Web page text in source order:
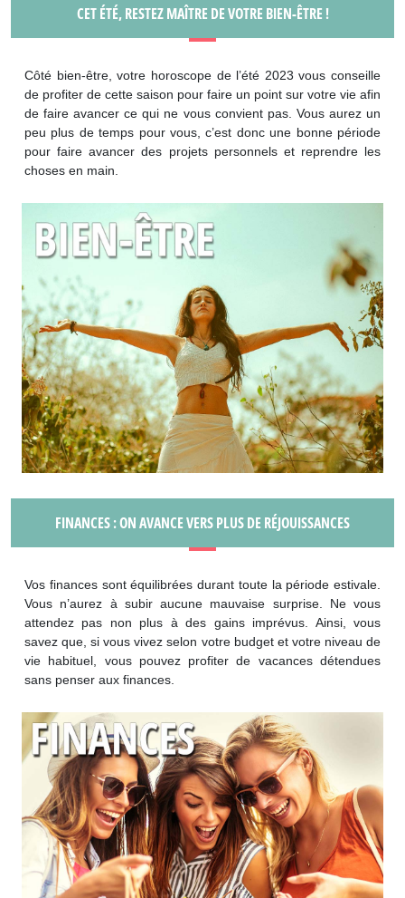
CET ÉTÉ, RESTEZ MAÎTRE DE VOTRE BIEN-ÊTRE !
Côté bien-être, votre horoscope de l’été 2023 vous conseille
de profiter de cette saison pour faire un point sur votre vie afin
de faire avancer ce qui ne vous convient pas. Vous aurez un
peu plus de temps pour vous, c’est donc une bonne période
pour faire avancer des projets personnels et reprendre les
choses en main.
FINANCES : ON AVANCE VERS PLUS DE RÉJOUISSANCES
Vos finances sont équilibrées durant toute la période estivale.
Vous n’aurez à subir aucune mauvaise surprise. Ne vous
attendez pas non plus à des gains imprévus. Ainsi, vous
savez que, si vous vivez selon votre budget et votre niveau de
vie habituel, vous pouvez profiter de vacances détendues
sans penser aux finances.